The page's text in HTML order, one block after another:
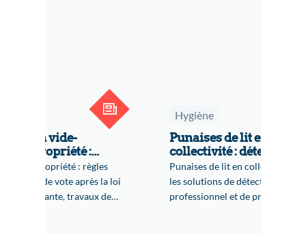
vide-
copropriété :
loi ELAN et
en copropriété : règles
majorité de vote après la loi
amiante, travaux de
Hygiène
Punaises de lit en
collectivité : détection,
traitement
et prévention
Punaises de lit en collectivité :
les solutions de détection, de
professionnel et de prévention